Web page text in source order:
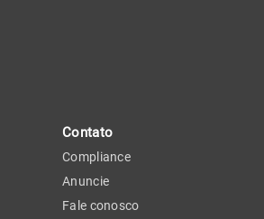
Contato
Compliance
Anuncie
Fale conosco